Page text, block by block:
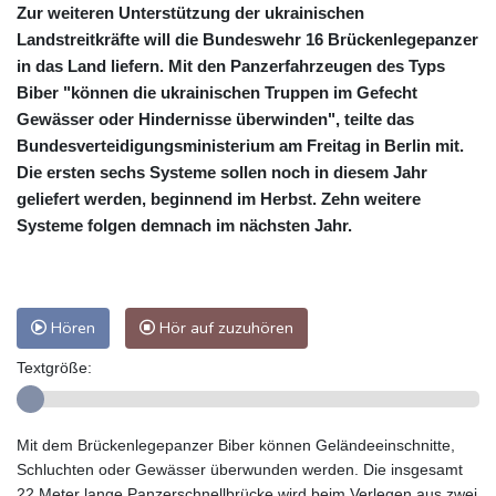
Zur weiteren Unterstützung der ukrainischen
Landstreitkräfte will die Bundeswehr 16 Brückenlegepanzer
in das Land liefern. Mit den Panzerfahrzeugen des Typs
Biber "können die ukrainischen Truppen im Gefecht
Gewässer oder Hindernisse überwinden", teilte das
Bundesverteidigungsministerium am Freitag in Berlin mit.
Die ersten sechs Systeme sollen noch in diesem Jahr
geliefert werden, beginnend im Herbst. Zehn weitere
Systeme folgen demnach im nächsten Jahr.
Hören Hör auf zuzuhören
Textgröße:
Mit dem Brückenlegepanzer Biber können Geländeeinschnitte,
Schluchten oder Gewässer überwunden werden. Die insgesamt